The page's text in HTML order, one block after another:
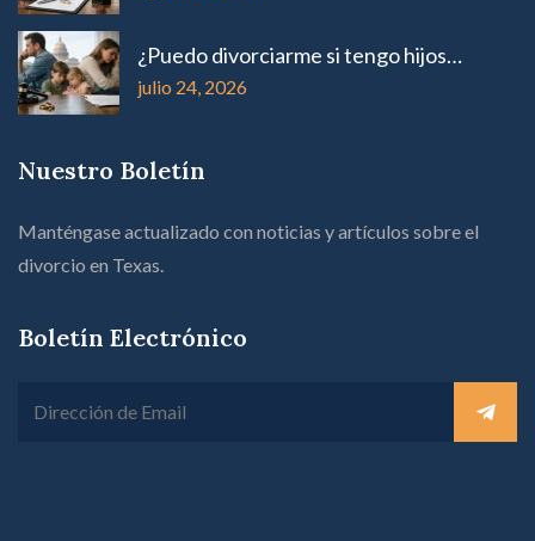
¿Puedo divorciarme si tengo hijos…
julio 24, 2026
Nuestro Boletín
Manténgase actualizado con noticias y artículos sobre el
divorcio en Texas.
Boletín Electrónico